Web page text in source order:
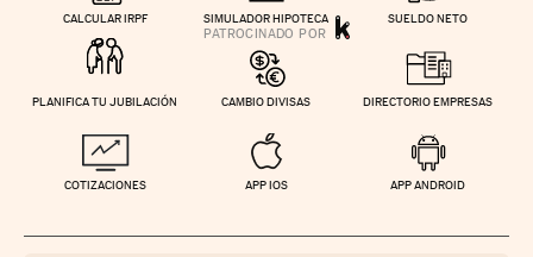
CALCULAR IRPF SIMULADOR HIPOTECA SUELDO NETO
PLANIFICA TU JUBILACIÓN CAMBIO DIVISAS DIRECTORIO EMPRESAS
COTIZACIONES APP IOS APP ANDROID